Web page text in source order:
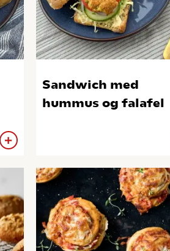
Sandwich med
hummus og falafel